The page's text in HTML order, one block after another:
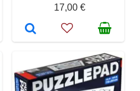
17,00 €